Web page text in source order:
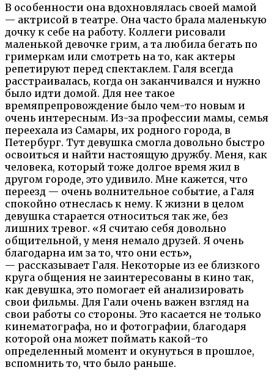
В особенности она вдохновлялась своей мамой
— актрисой в театре. Она часто брала маленькую
дочку к себе на работу. Коллеги рисовали
маленькой девочке грим, а та любила бегать по
гримеркам или смотреть на то, как актеры
репетируют перед спектаклем. Галя всегда
расстраивалась, когда он заканчивался и нужно
было идти домой. Для нее такое
времяпрепровождение было чем-то новым и
очень интересным. Из-за профессии мамы, семья
переехала из Самары, их родного города, в
Петербург. Тут девушка смогла довольно быстро
освоиться и найти настоящую дружбу. Меня, как
человека, который тоже долгое время жил в
другом городе, это удивило. Мне кажется, что
переезд — очень волнительное событие, а Галя
спокойно отнеслась к нему. К жизни в целом
девушка старается относиться так же, без
лишних тревог. «Я считаю себя довольно
общительной, у меня немало друзей. Я очень
благодарна им за то, что они есть»,
— рассказывает Галя. Некоторые из ее близкого
круга общения не заинтересованы в кино так,
как девушка, это помогает ей анализировать
свои фильмы. Для Гали очень важен взгляд на
свои работы со стороны. Это касается не только
кинематографа, но и фотографии, благодаря
которой она может поймать какой-то
определенный момент и окунуться в прошлое,
вспомнить то, что было раньше.